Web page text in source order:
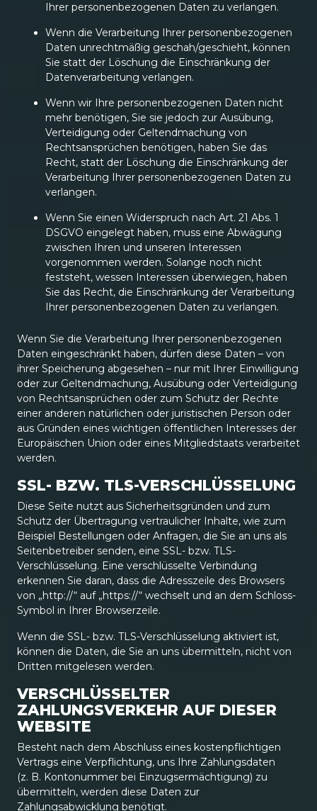
Ihrer personenbezogenen Daten zu verlangen.
Wenn die Verarbeitung Ihrer personenbezogenen
Daten unrechtmäßig geschah/geschieht, können
Sie statt der Löschung die Einschränkung der
Datenverarbeitung verlangen.
Wenn wir Ihre personenbezogenen Daten nicht
mehr benötigen, Sie sie jedoch zur Ausübung,
Verteidigung oder Geltendmachung von
Rechtsansprüchen benötigen, haben Sie das
Recht, statt der Löschung die Einschränkung der
Verarbeitung Ihrer personenbezogenen Daten zu
verlangen.
Wenn Sie einen Widerspruch nach Art. 21 Abs. 1
DSGVO eingelegt haben, muss eine Abwägung
zwischen Ihren und unseren Interessen
vorgenommen werden. Solange noch nicht
feststeht, wessen Interessen überwiegen, haben
Sie das Recht, die Einschränkung der Verarbeitung
Ihrer personenbezogenen Daten zu verlangen.
Wenn Sie die Verarbeitung Ihrer personenbezogenen
Daten eingeschränkt haben, dürfen diese Daten – von
ihrer Speicherung abgesehen – nur mit Ihrer Einwilligung
oder zur Geltendmachung, Ausübung oder Verteidigung
von Rechtsansprüchen oder zum Schutz der Rechte
einer anderen natürlichen oder juristischen Person oder
aus Gründen eines wichtigen öffentlichen Interesses der
Europäischen Union oder eines Mitgliedstaats verarbeitet
werden.
SSL- BZW. TLS-VERSCHLÜSSELUNG
Diese Seite nutzt aus Sicherheitsgründen und zum
Schutz der Übertragung vertraulicher Inhalte, wie zum
Beispiel Bestellungen oder Anfragen, die Sie an uns als
Seitenbetreiber senden, eine SSL- bzw. TLS-
Verschlüsselung. Eine verschlüsselte Verbindung
erkennen Sie daran, dass die Adresszeile des Browsers
von „http://“ auf „https://“ wechselt und an dem Schloss-
Symbol in Ihrer Browserzeile.
Wenn die SSL- bzw. TLS-Verschlüsselung aktiviert ist,
können die Daten, die Sie an uns übermitteln, nicht von
Dritten mitgelesen werden.
VERSCHLÜSSELTER
ZAHLUNGSVERKEHR AUF DIESER
WEBSITE
Besteht nach dem Abschluss eines kostenpflichtigen
Vertrags eine Verpflichtung, uns Ihre Zahlungsdaten
(z. B. Kontonummer bei Einzugsermächtigung) zu
übermitteln, werden diese Daten zur
Zahlungsabwicklung benötigt.